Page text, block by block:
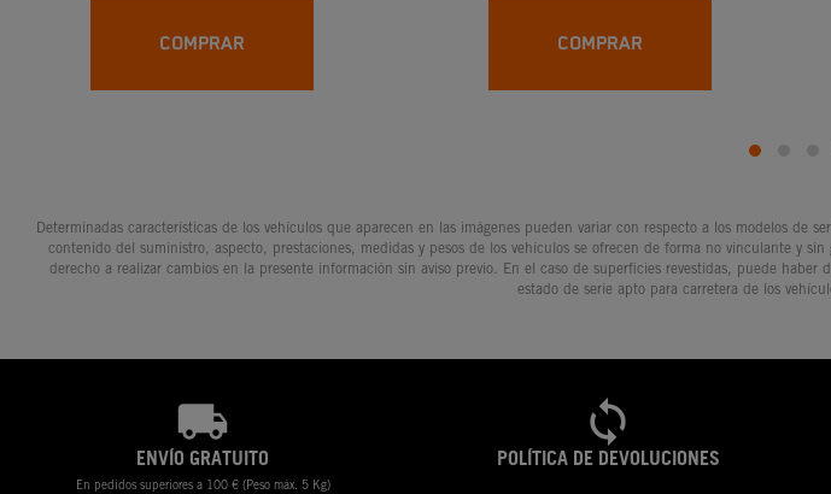
COMPRAR COMPRAR
Determinadas características de los vehículos que aparecen en las imágenes pueden variar con respecto a los modelos
contenido del suministro, aspecto, prestaciones, medidas y pesos de los vehículos se ofrecen de forma no vinculante y
derecho a realizar cambios en la presente información sin aviso previo. En el caso de superficies revestidas, puede
estado de serie apto para carretera de los
ENVÍO GRATUITO
En pedidos superiores a 100 € (Peso máx. 5 Kg)
POLÍTICA DE DEVOLUCIONES